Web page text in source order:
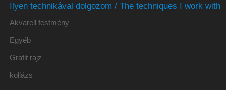
Ilyen technikával dolgozom / The techniques I work with
Akvarell festmény
Egyéb
Grafit rajz
kollázs